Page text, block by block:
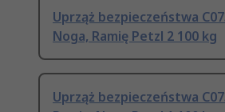
Uprząż bezpieczeństwa
Noga, Ramię Petzl 2 100 kg
Uprząż bezpieczeństwa